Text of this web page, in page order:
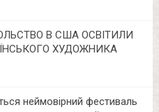
В США ОСВІТИЛИ
ХУДОЖНИКА
неймовірний фестиваль